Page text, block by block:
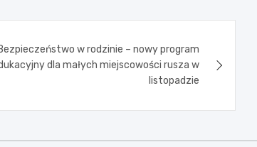
w rodzinie – nowy program
dla małych miejscowości rusza w
listopadzie